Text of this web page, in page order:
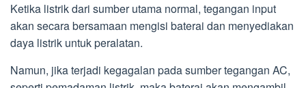
Ketika listrik dari sumber utama normal, tegangan input
akan secara bersamaan mengisi baterai dan menyediakan
daya listrik untuk peralatan.
Namun, jika terjadi kegagalan pada sumber tegangan AC,